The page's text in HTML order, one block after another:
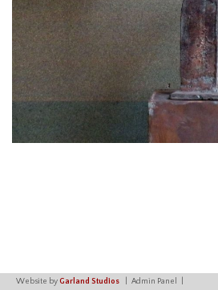
Website byGarland Studios Admin Panel